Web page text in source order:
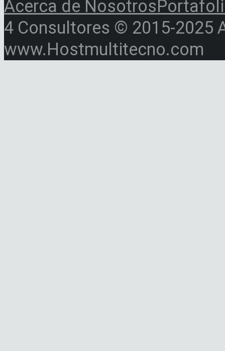
Acerca de Nosotros
4 Consultores © 2015-2025
www.Hostmultitecno.com